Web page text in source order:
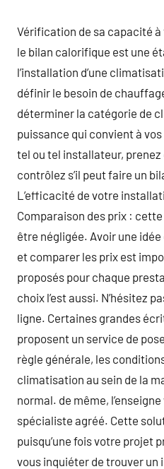
Vérification de sa capacité
le bilan calorifique est une
l’installation d’une
définir le besoin de
déterminer la catégorie de
puissance qui convient à
tel ou tel installateur, prenez
contrôlez s’il peut faire un
L’efficacité de votre
Comparaison des prix :
être négligée. Avoir une
et comparer les prix est
proposés pour chaque
choix l’est aussi. N’hésitez
ligne. Certaines grandes
proposent un service de
règle générale, les
climatisation au sein de la
normal. de même,
spécialiste agréé. Cette
puisqu’une fois votre projet
vous inquiéter de trouver